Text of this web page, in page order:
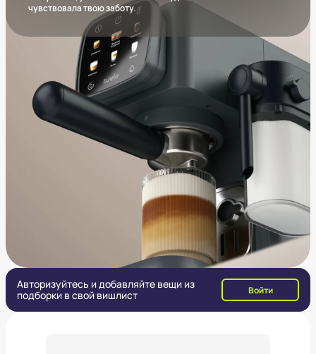
чувствовала твою заботу.
Авторизуйтесь и добавляйте вещи из
подборки в свой вишлист
Войти